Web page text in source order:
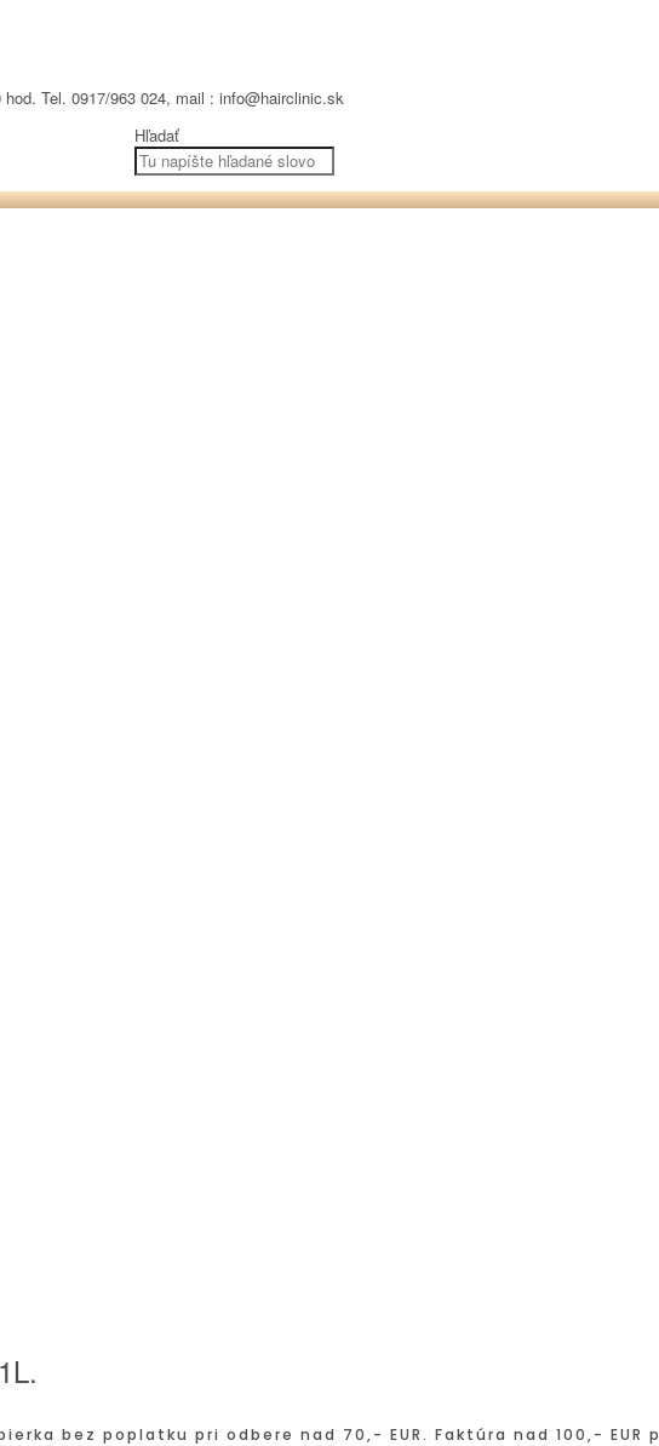
Tel. 0917/963 024, mail : info@hairclinic.sk
Hľadať
bez poplatku pri odbere nad 70,- EUR. Faktúra nad 100,- EUR